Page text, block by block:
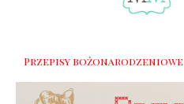
Przepisy bożonarodzeniowe